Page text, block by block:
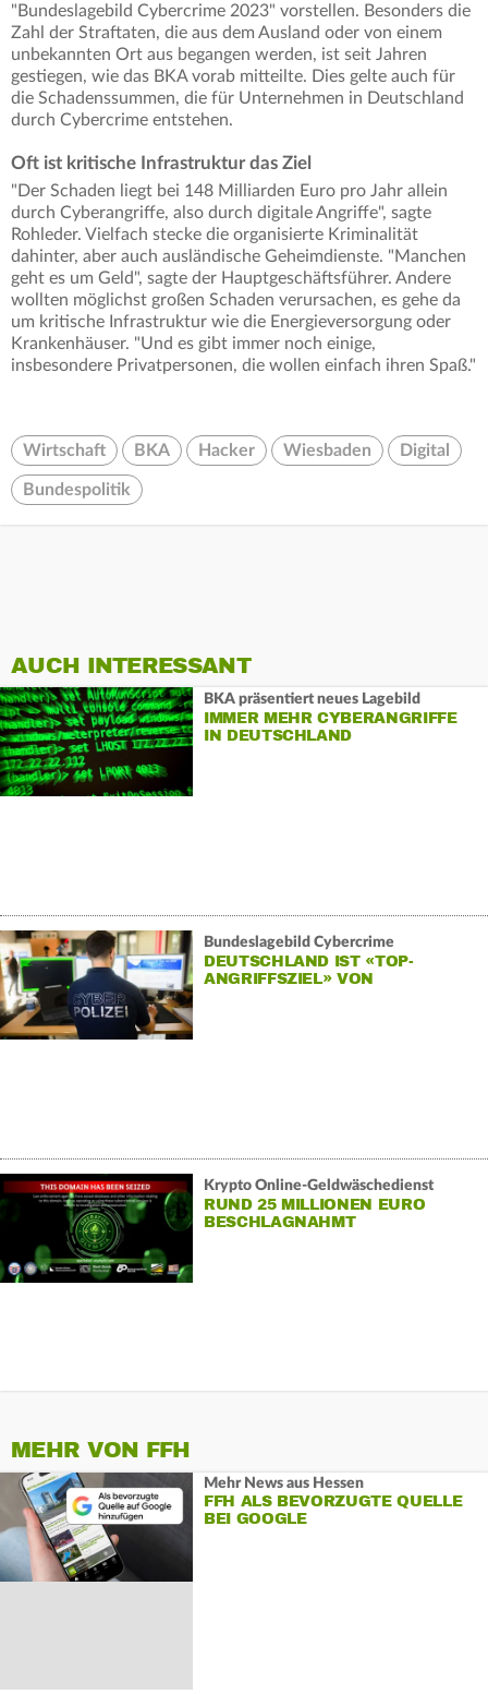
"Bundeslagebild Cybercrime 2023" vorstellen. Besonders die
Zahl der Straftaten, die aus dem Ausland oder von einem
unbekannten Ort aus begangen werden, ist seit Jahren
gestiegen, wie das BKA vorab mitteilte. Dies gelte auch für
die Schadenssummen, die für Unternehmen in Deutschland
durch Cybercrime entstehen.
Oft ist kritische Infrastruktur das Ziel
"Der Schaden liegt bei 148 Milliarden Euro pro Jahr allein
durch Cyberangriffe, also durch digitale Angriffe", sagte
Rohleder. Vielfach stecke die organisierte Kriminalität
dahinter, aber auch ausländische Geheimdienste. "Manchen
geht es um Geld", sagte der Hauptgeschäftsführer. Andere
wollten möglichst großen Schaden verursachen, es gehe da
um kritische Infrastruktur wie die Energieversorgung oder
Krankenhäuser. "Und es gibt immer noch einige,
insbesondere Privatpersonen, die wollen einfach ihren Spaß."
Wirtschaft BKA Hacker Wiesbaden Digital
Bundespolitik
AUCH INTERESSANT
BKA präsentiert neues Lagebild
IMMER MEHR CYBERANGRIFFE
IN DEUTSCHLAND
Bundeslagebild Cybercrime
DEUTSCHLAND IST «TOP-
ANGRIFFSZIEL» VON
Krypto Online-Geldwäschedienst
RUND 25 MILLIONEN EURO
BESCHLAGNAHMT
MEHR VON FFH
Mehr News aus Hessen
FFH ALS BEVORZUGTE QUELLE
BEI GOOGLE